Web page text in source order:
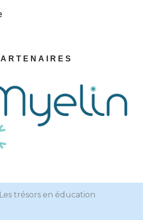
trésors en éducation